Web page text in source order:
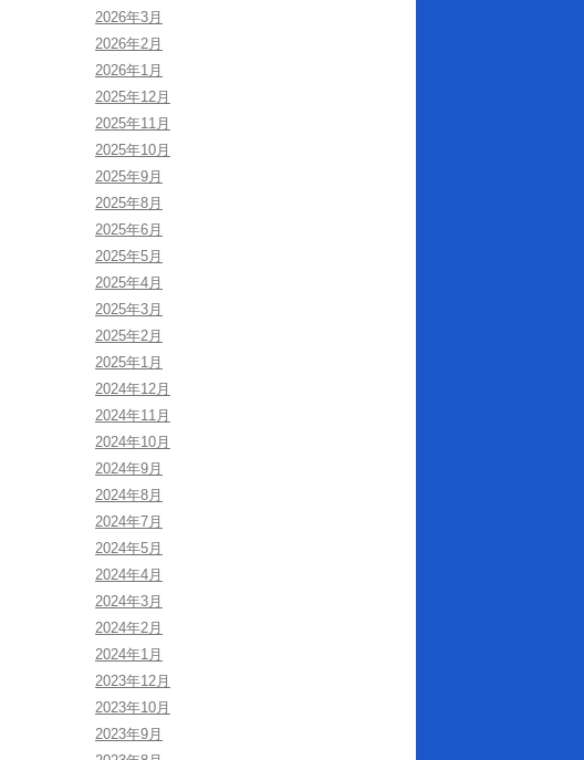
2026年3月
2026年2月
2026年1月
2025年12月
2025年11月
2025年10月
2025年9月
2025年8月
2025年6月
2025年5月
2025年4月
2025年3月
2025年2月
2025年1月
2024年12月
2024年11月
2024年10月
2024年9月
2024年8月
2024年7月
2024年5月
2024年4月
2024年3月
2024年2月
2024年1月
2023年12月
2023年10月
2023年9月